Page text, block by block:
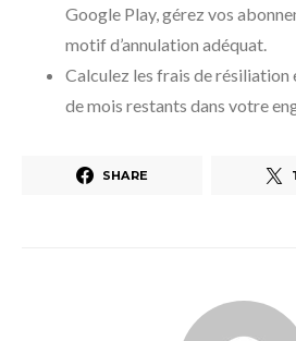
Google Play, gérez vos
motif d’annulation adéquat.
Calculez les frais de
de mois restants dans votre
SHARE